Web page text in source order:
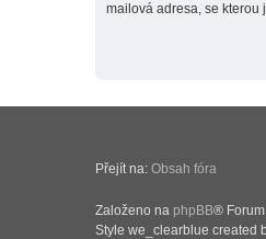
mailová adresa, se kterou
Přejít na: Obsah fóra
Založeno na phpBB®
Style we_clearblue created